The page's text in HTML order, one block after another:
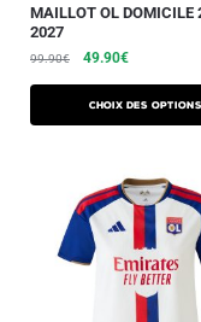
MAILLOT OL DOMICILE
2027
99.90€ 49.90€
Choix des options